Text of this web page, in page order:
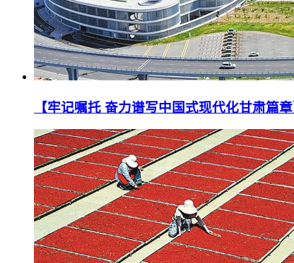
【牢记嘱托 奋力谱写中国式现代化甘肃篇